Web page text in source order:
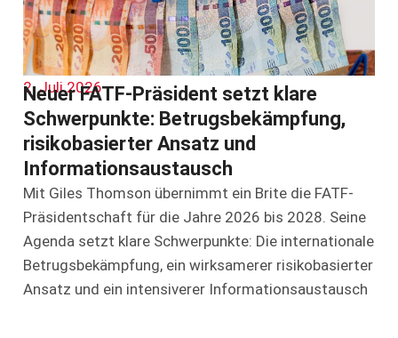
2. Juli 2026
Neuer FATF-Präsident setzt klare
Schwerpunkte: Betrugsbekämpfung,
risikobasierter Ansatz und
Informationsaustausch
Mit Giles Thomson übernimmt ein Brite die FATF-
Präsidentschaft für die Jahre 2026 bis 2028. Seine
Agenda setzt klare Schwerpunkte: Die internationale
Betrugsbekämpfung, ein wirksamerer risikobasierter
Ansatz und ein intensiverer Informationsaustausch